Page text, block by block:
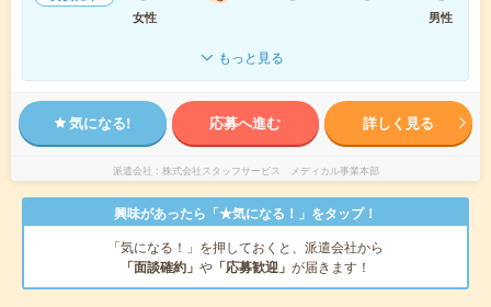
女性
男性
もっと見る
気になる! 応募へ進む 詳しく見る
派遣会社 株式会社スタッフサービス メディカル事業本部
興味があったら「★気になる！」をタップ！
「気になる！」を押しておくと、派遣会社から
「面談確約」 や 「応募歓迎」 が届きます！